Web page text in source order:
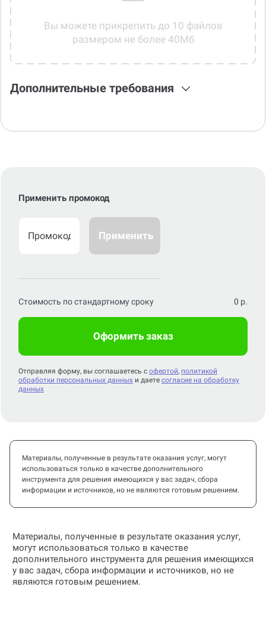
Вы можете прикрепить до 10 файлов
размером не более 40Мб
Дополнительные требования
Применить промокод
Применить
Стоимость по стандартному сроку 0 р.
Оформить заказ
Отправляя форму, вы соглашаетесь с офертой, политикой
обработки персональных данных и даете согласие на обработку
данных
Материалы, полученные в результате оказания услуг, могут
использоваться только в качестве дополнительного
инструмента для решения имеющихся у вас задач, сбора
информации и источников, но не являются готовым решением.
Материалы, полученные в результате оказания услуг,
могут использоваться только в качестве
дополнительного инструмента для решения имеющихся
у вас задач, сбора информации и источников, но не
являются готовым решением.